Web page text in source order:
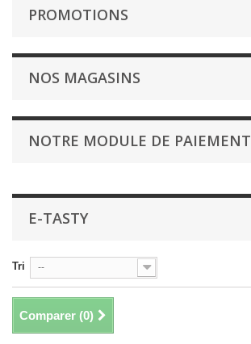
PROMOTIONS
NOS MAGASINS
NOTRE MODULE DE PAIEMENT
E-TASTY
Tri --
Comparer (0)